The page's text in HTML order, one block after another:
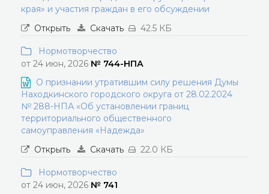
края» и участия граждан в его обсуждении
Открыть
Скачать 42.5 КБ
Нормотворчество
от 24 июн, 2026 № 744-НПА
О признании утратившим силу решения Думы
Находкинского городского округа от 28.02.2024
№ 288-НПА «Об установлении границ
территориального общественного
самоуправления «Надежда»
Открыть
Скачать 22.0 КБ
Нормотворчество
от 24 июн, 2026 № 741